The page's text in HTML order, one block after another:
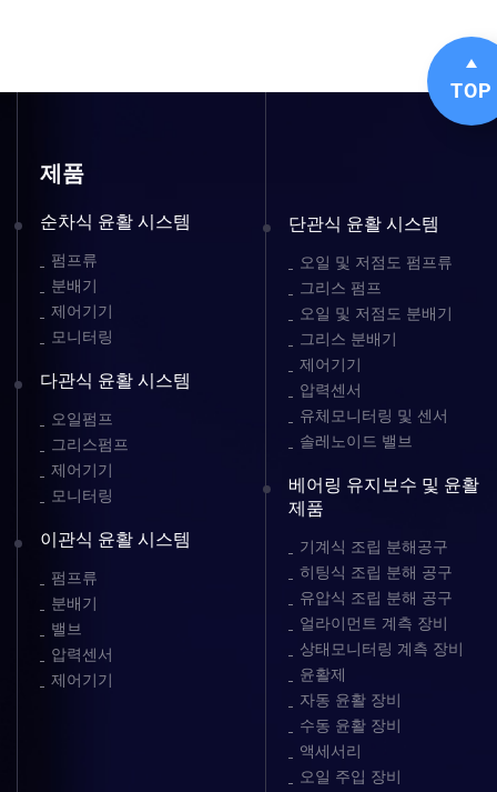
TOP
제품
순차식 윤활 시스템
펌프류
분배기
제어기기
모니터링
다관식 윤활 시스템
오일펌프
그리스펌프
제어기기
모니터링
이관식 윤활 시스템
펌프류
분배기
밸브
압력센서
제어기기
단관식 윤활 시스템
오일 및 저점도 펌프류
그리스 펌프
오일 및 저점도 분배기
그리스 분배기
제어기기
압력센서
유체모니터링 및 센서
솔레노이드 밸브
베어링 유지보수 및 윤활
제품
기계식 조립 분해공구
히팅식 조립 분해 공구
유압식 조립 분해 공구
얼라이먼트 계측 장비
상태모니터링 계측 장비
윤활제
자동 윤활 장비
수동 윤활 장비
액세서리
오일 주입 장비